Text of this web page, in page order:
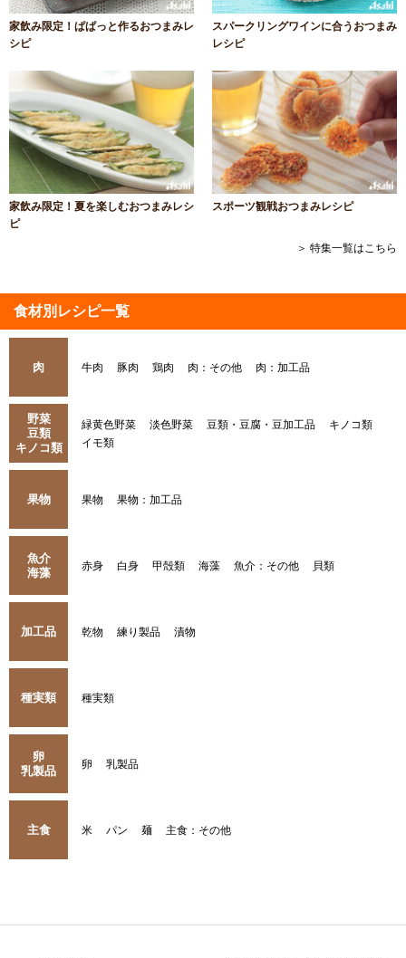
家飲み限定！ぱぱっと作るおつまみレ
シピ
スパークリングワインに合うおつまみ
レシピ
家飲み限定！夏を楽しむおつまみレシ
ピ
スポーツ観戦おつまみレシピ
＞ 特集一覧はこちら
食材別レシピ一覧
肉 牛肉 豚肉 鶏肉 肉：その他 肉：加工品
野菜
豆類
キノコ類
緑黄色野菜 淡色野菜 豆類・豆腐・豆加工品
キノコ類
イモ類
果物 果物 果物：加工品
魚介
海藻
赤身 白身 甲殻類 海藻 魚介：その他 貝類
加工品 乾物 練り製品 漬物
種実類 種実類
卵
乳製品
卵 乳製品
主食 米 パン 麺 主食：その他